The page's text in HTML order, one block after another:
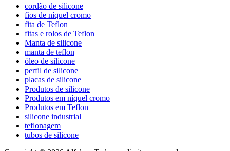
cordão de silicone
fios de níquel cromo
fita de Teflon
fitas e rolos de Teflon
Manta de silicone
manta de teflon
óleo de silicone
perfil de silicone
placas de silicone
Produtos de silicone
Produtos em níquel cromo
Produtos em Teflon
silicone industrial
teflonagem
tubos de silicone